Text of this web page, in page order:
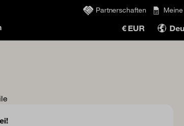
Partnerschaften
€ EUR